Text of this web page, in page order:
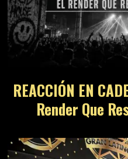
REACCIÓN EN
Render Que